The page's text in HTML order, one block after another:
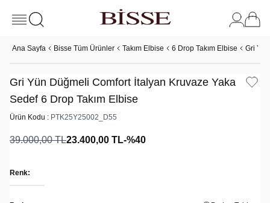
Ana Sayfa Bisse Tüm Ürünler Takım Elbise 6 Drop Takım Elbise Gri
Gri Yün Düğmeli Comfort İtalyan Kruvaze Yaka
Sedef 6 Drop Takım Elbise
Ürün Kodu : PTK25Y25002_D55
39.000,00TL23.400,00 TL-%40
Renk: